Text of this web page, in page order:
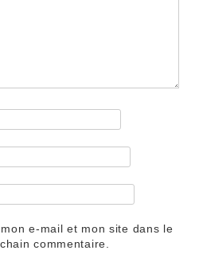
e-mail et mon site dans le
commentaire.